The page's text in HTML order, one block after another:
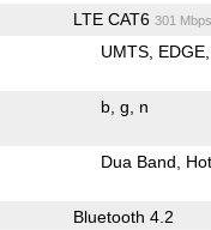
LTE CAT6 301 Mbps
UMTS EDGE
b g n
Dua Band
Bluetooth 4.2